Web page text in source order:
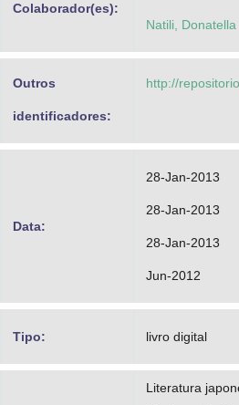
Colaborador(es):
Natili, Donatella
Outros
identificadores:
http://
Data:
28-Jan-2013
28-Jan-2013
28-Jan-2013
Jun-2012
Tipo: livro digital
Literatura